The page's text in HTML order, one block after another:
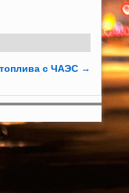
с ЧАЭС →